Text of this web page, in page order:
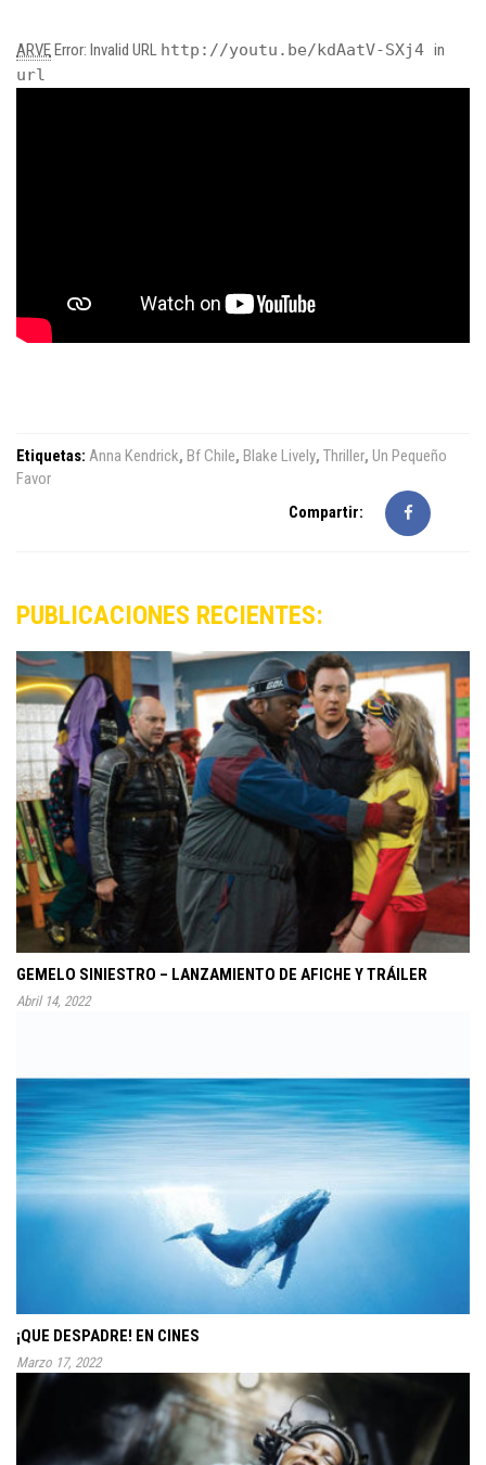
ARVEError: Invalid URL http://youtu.be/kdAatV-SXj4 in
url
Etiquetas: Anna Kendrick, Bf Chile, Blake Lively, Thriller, Un Pequeño
Favor
Compartir:
PUBLICACIONES RECIENTES:
GEMELO SINIESTRO – LANZAMIENTO DE AFICHE Y TRÁILER
Abril 14, 2022
¡QUE DESPADRE! EN CINES
Marzo 17, 2022